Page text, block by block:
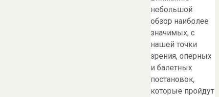
небольшой
обзор наиболее
значимых, с
нашей точки
зрения, оперных
и балетных
постановок,
которые пройдут